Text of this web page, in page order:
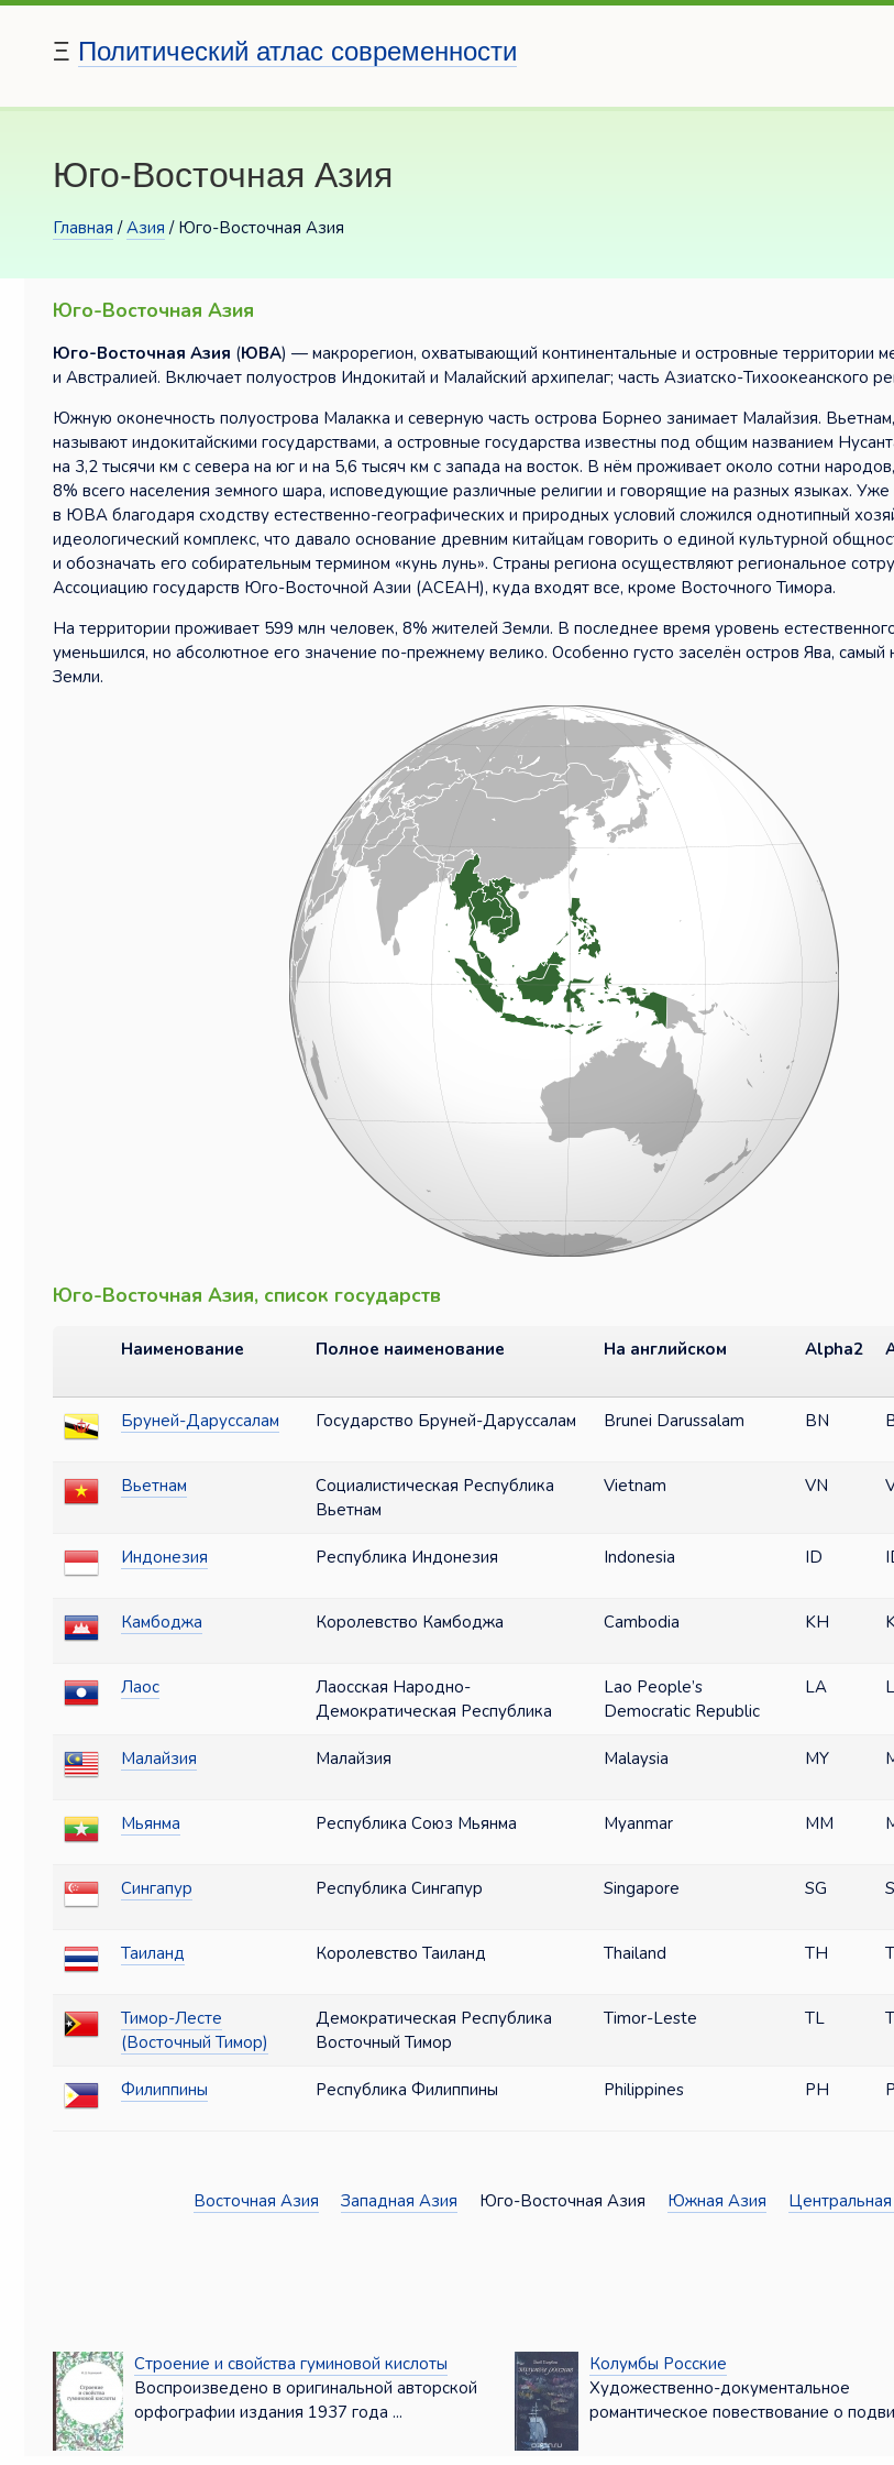
Ξ Политический атлас современности
Юго-Восточная Азия
Главная /Азия / Юго-Восточная Азия
Юго-Восточная Азия
Юго-Восточная Азия (ЮВА) — макрорегион, охватывающий континентальные и островные территории
и Австралией. Включает полуостров Индокитай и Малайский архипелаг; часть Азиатско-Тихоокеанского
Южную оконечность полуострова Малакка и северную часть острова Борнео занимает Малайзия.
называют индокитайскими государствами, а островные государства известны под общим названием
на 3,2 тысячи км с севера на юг и на 5,6 тысяч км с запада на восток. В нём проживает около сотни
8% всего населения земного шара, исповедующие различные религии и говорящие на разных языках.
в ЮВА благодаря сходству естественно-географических и природных условий сложился однотипный
идеологический комплекс, что давало основание древним китайцам говорить о единой культурной
и обозначать его собирательным термином «кунь лунь». Страны региона осуществляют региональное
Ассоциацию государств Юго-Восточной Азии (АСЕАН), куда входят все, кроме Восточного Тимора.
На территории проживает 599 млн человек, 8% жителей Земли. В последнее время уровень
уменьшился, но абсолютное его значение по-прежнему велико. Особенно густо заселён остров Ява, самый
Земли.
Юго-Восточная Азия, список государств
Наименование Полное наименование На английском Alpha2
Бруней-Даруссалам Государство Бруней-Даруссалам Brunei Darussalam BN
Вьетнам
Социалистическая Республика
Вьетнам
Vietnam VN
Индонезия Республика Индонезия Indonesia ID
Камбоджа Королевство Камбоджа Cambodia KH
Лаос
Лаосская Народно-
Демократическая Республика
Lao People’s
Democratic Republic
LA
Малайзия Малайзия Malaysia MY
Мьянма Республика Союз Мьянма Myanmar MM
Сингапур Республика Сингапур Singapore SG
Таиланд Королевство Таиланд Thailand TH
Тимор-Лесте
(Восточный Тимор)
Демократическая Республика
Восточный Тимор
Timor-Leste TL
Филиппины Республика Филиппины Philippines PH
Восточная Азия Западная Азия Юго-Восточная Азия Южная Азия
Строение и свойства гуминовой кислоты
Воспроизведено в оригинальной авторской
орфографии издания 1937 года ...
Колумбы Росские
Художественно-документальное
романтическое повествование о